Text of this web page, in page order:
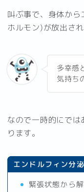
叫ぶ事で、身体か
ホルモン)が放出され
多幸感
気持ち
なので一時的にで
ります。
エンドルフィン分
緊張状態から解